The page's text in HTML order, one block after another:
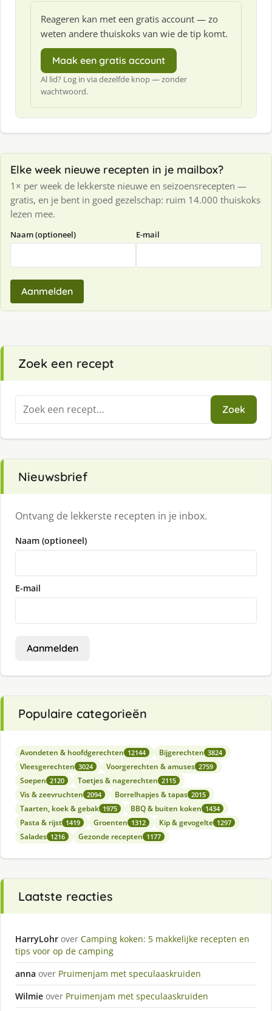
Reageren kan met een gratis account — zo
weten andere thuiskoks van wie de tip komt.
Maak een gratis account
Al lid? Log in via dezelfde knop — zonder
wachtwoord.
Elke week nieuwe recepten in je mailbox?
1× per week de lekkerste nieuwe en seizoensrecepten —
gratis, en je bent in goed gezelschap: ruim 14.000 thuiskoks
lezen mee.
Naam (optioneel) E-mail
Aanmelden
Zoek een recept
Zoeken
naar:
Zoek
Nieuwsbrief
Ontvang de lekkerste recepten in je inbox.
Naam (optioneel)
E-mail
Aanmelden
Populaire categorieën
Avondeten & hoofdgerechten 12144 Bijgerechten 3824
Vleesgerechten 3024 Voorgerechten & amuses 2759
Soepen 2120 Toetjes & nagerechten 2115
Vis & zeevruchten 2094 Borrelhapjes & tapas 2015
Taarten, koek & gebak 1975 BBQ & buiten koken 1434
Pasta & rijst 1419 Groenten 1312 Kip & gevogelte 1297
Salades 1216 Gezonde recepten 1177
Laatste reacties
HarryLohr over Camping koken: 5 makkelijke recepten en
tips voor op de camping
anna over Pruimenjam met speculaaskruiden
Wilmie over Pruimenjam met speculaaskruiden